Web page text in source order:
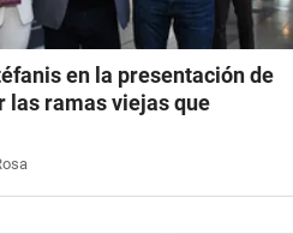
en la presentación de
las ramas viejas que